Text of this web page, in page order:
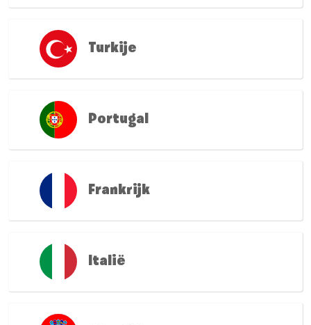
Turkije
Portugal
Frankrijk
Italië